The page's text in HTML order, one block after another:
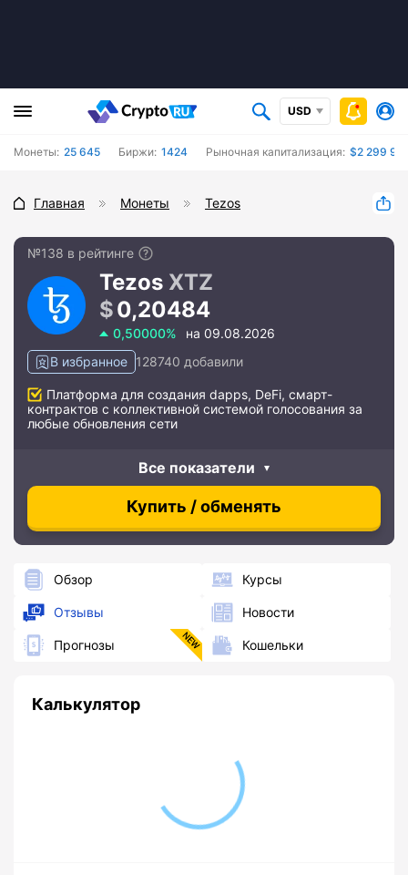
USD
Монеты: 25 645 Биржи: 1424 Рыночная капитализация: $2 299
Главная Монеты Tezos
№138 в рейтинге
Tezos XTZ
0,20484
0,50000%
на 09.08.2026
В избранное 128740 добавили
Платформа для создания dapps, DeFi, смарт-
контрактов с коллективной системой голосования за
любые обновления сети
Все показатели
Купить / обменять
Обзор Курсы
Отзывы Новости
Прогнозы Кошельки
Калькулятор